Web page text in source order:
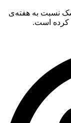
به هفته‌ی